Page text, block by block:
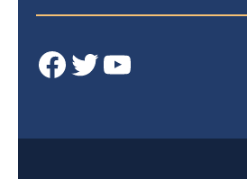
Facebook Twitter YouTube